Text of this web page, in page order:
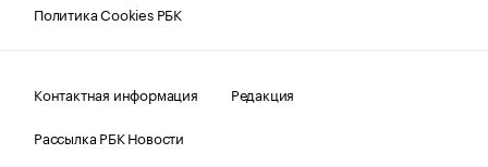
Политика Cookies РБК
Контактная информация
Редакция
Рассылка РБК Новости